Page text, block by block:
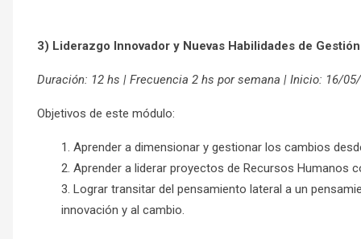
3) Liderazgo Innovador y Nuevas Habilidades de Gestión
Duración: 12 hs | Frecuencia 2 hs por semana | Inicio: 16/
Objetivos de este módulo:
Aprender a dimensionar y gestionar los cambios
Aprender a liderar proyectos de Recursos Humanos
Lograr transitar del pensamiento lateral a un
innovación y al cambio.